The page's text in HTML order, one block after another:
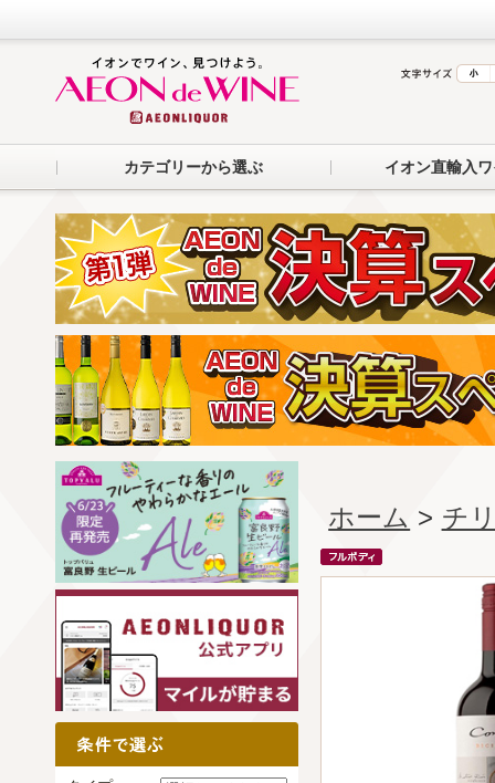
カテゴリーから選ぶ イオン直輸入
ホーム > チ